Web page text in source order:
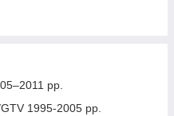
гг.
2013 гг.
гг.
2008 гг.
рр.
1995-2005 рр.